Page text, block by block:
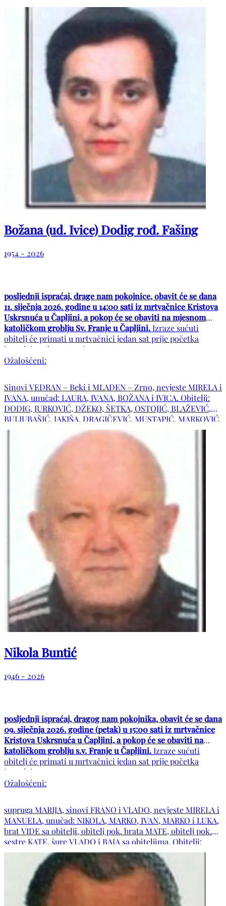
Božana (ud. Ivice) Dodig rođ. Fašing
1954 - 2026
posljednji ispraćaj, drage nam pokojnice, obavit će se dana
11. siječnja 2026. godine u 14:00 sati iz mrtvačnice Kristova
Uskrsnuća u Čapljini, a pokop će se obaviti na mjesnom
katoličkom groblju Sv. Franje u Čapljini.Izraze sućuti
obitelj će primati u mrtvačnici jedan sat prije početka
ispraćaja, od 13:00 sati.
Ožalošćeni:
Sinovi VEDRAN – Beki i MLADEN – Zrno, nevjeste MIRELA i
IVANA, unučad: LAURA, IVANA, BOŽANA i IVICA. Obitelji:
DODIG, JURKOVIĆ, DŽEKO, ŠETKA, OSTOJIĆ, BLAŽEVIĆ,
BULJUBAŠIĆ, JAKIŠA, DRAGIČEVIĆ, MUSTAPIĆ, MARKOVIĆ,
MIRKO, te ostala mnogobrojna rodbina i prijatelji.
POČIVALA U MIRU BOŽJEM !
Nikola Buntić
1946 - 2026
posljednji ispraćaj, dragog nam pokojnika, obavit će se dana
09. siječnja 2026. godine (petak) u 15:00 sati iz mrtvačnice
Kristova Uskrsnuća u Čapljini, a pokop će se obaviti na
katoličkom groblju s.v. Franje u Čapljini.Izraze sućuti
obitelj će primati u mrtvačnici jedan sat prije početka
ispraćaja.
Ožalošćeni:
supruga MARIJA, sinovi FRANO i VLADO, nevjeste MIRELA i
MANUELA, unučad: NIKOLA, MARKO, IVAN, MARKO i LUKA,
brat VIDE sa obitelji, obitelj pok. brata MATE, obitelj pok.
sestre KATE, šure VLADO i BAJA sa obiteljima. Obitelji:
BUNTIĆ, REBAC, JURKOVIĆ, JOVANOVIĆ, GRUBIŠIĆ,
MARIĆ, RADIĆ, te ostala mnogobrojna rodbina i prijatelji.
POČIVAO U MIRU BOŽJEM !